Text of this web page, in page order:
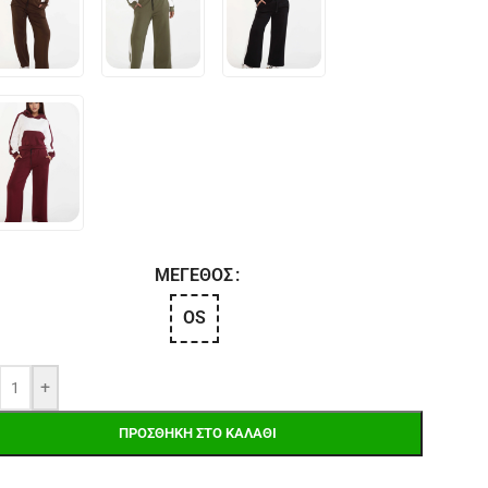
ΜΈΓΕΘΟΣ
OS
+
ΠΡΟΣΘΉΚΗ ΣΤΟ ΚΑΛΆΘΙ